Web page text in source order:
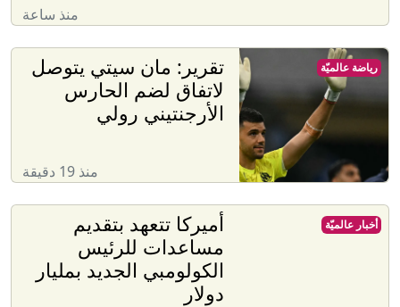
منذ ساعة
تقرير: مان سيتي يتوصل
لاتفاق لضم الحارس
الأرجنتيني رولي
منذ 19 دقيقة
رياضة عالميّة
أميركا تتعهد بتقديم
مساعدات للرئيس
الكولومبي الجديد بمليار
دولار
أخبار عالميّة